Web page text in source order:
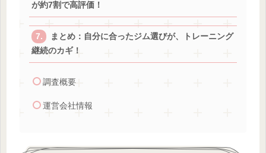
が約7割で高評価！
まとめ：自分に合ったジム選びが、トレーニング
継続のカギ！
調査概要
運営会社情報